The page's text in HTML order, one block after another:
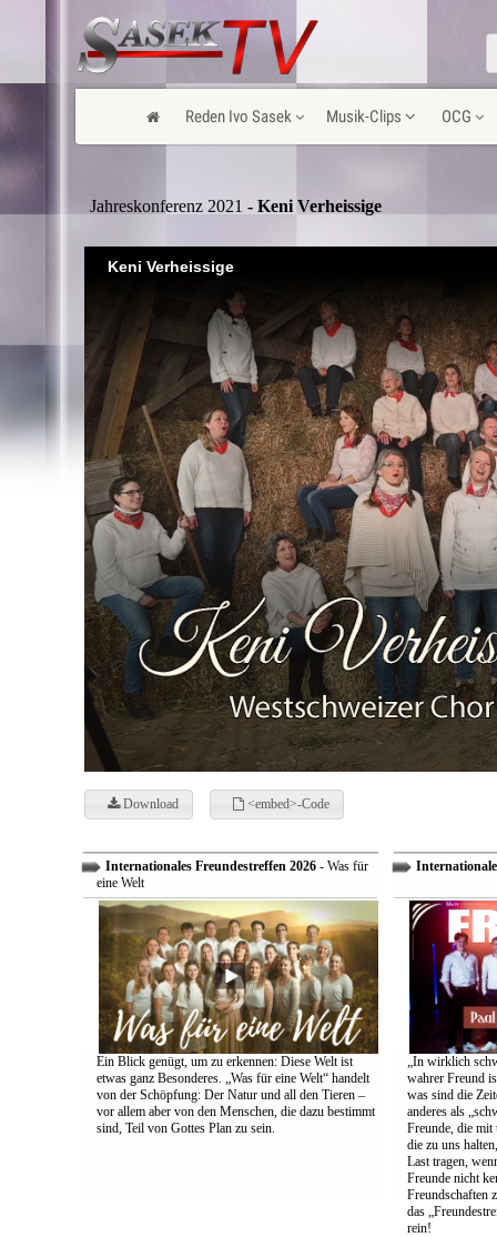
Reden Ivo Sasek Musik-Clips OCG
Jahreskonferenz 2021 - Keni Verheissige
Keni Verheissige
Download <embed>-Code
Internationales Freundestreffen 2026- Was für
eine Welt
Ein Blick genügt, um zu erkennen: Diese Welt ist
etwas ganz Besonderes. „Was für eine Welt“ handelt
von der Schöpfung: Der Natur und all den Tieren –
vor allem aber von den Menschen, die dazu bestimmt
sind, Teil von Gottes Plan zu sein.
„In wirklich
wahrer Freund
was sind die
anderes als
Freunde, die mit
die zu uns
Last tragen,
Freunde nicht
Freundschaften
das
rein!